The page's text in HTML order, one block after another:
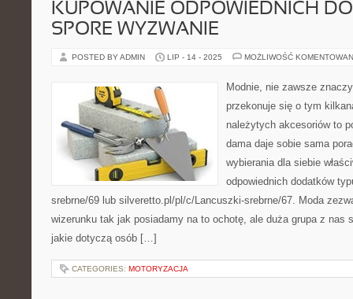
KUPOWANIE ODPOWIEDNICH
SPORE WYZWANIE
POSTED BY ADMIN LIP - 14 - 2025 MOŻLIWOŚĆ
Modnie, nie zawsze
przekonuje się o tym
należytych akcesoriów to
dama daje sobie sama
wybierania dla siebie
odpowiednich dodatków
srebrne/69 lub silveretto.pl/pl/c/Lancuszki-srebrne/67. Moda
wizerunku tak jak posiadamy na to ochotę, ale duża grupa z nas
jakie dotyczą osób […]
CATEGORIES: MOTORYZACJA